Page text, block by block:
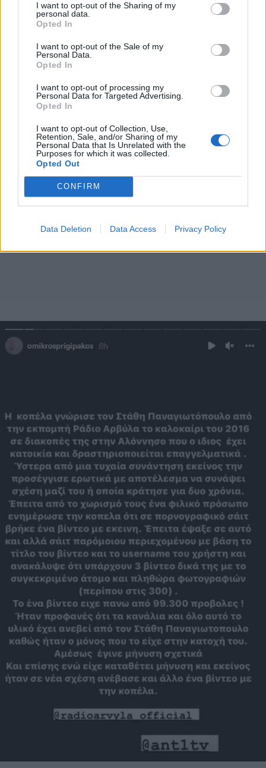
I want to opt-out of the Sharing of my
personal data.
Opted In
I want to opt-out of the Sale of my
Personal Data.
Opted In
I want to opt-out of processing my
Personal Data for Targeted Advertising.
Opted In
I want to opt-out of Collection, Use,
Retention, Sale, and/or Sharing of my
Personal Data that Is Unrelated with the
Purposes for which it was collected.
Opted Out
CONFIRM
Data Deletion Data Access Privacy Policy